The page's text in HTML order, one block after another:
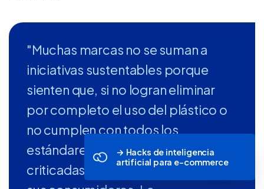
"Muchas marcas no se suman a
iniciativas sustentables porque
sienten que, si no logran eliminar
por completo el uso del plástico o
no cumplen con todos los
estándares ecológicos, serán
criticadas en redes sociales o por
→ Hacks de inteligencia
artificial para e-commerce